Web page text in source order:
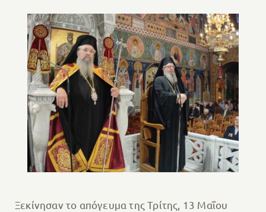
Ξεκίνησαν το απόγευμα της Τρίτης, 13 Μαΐου